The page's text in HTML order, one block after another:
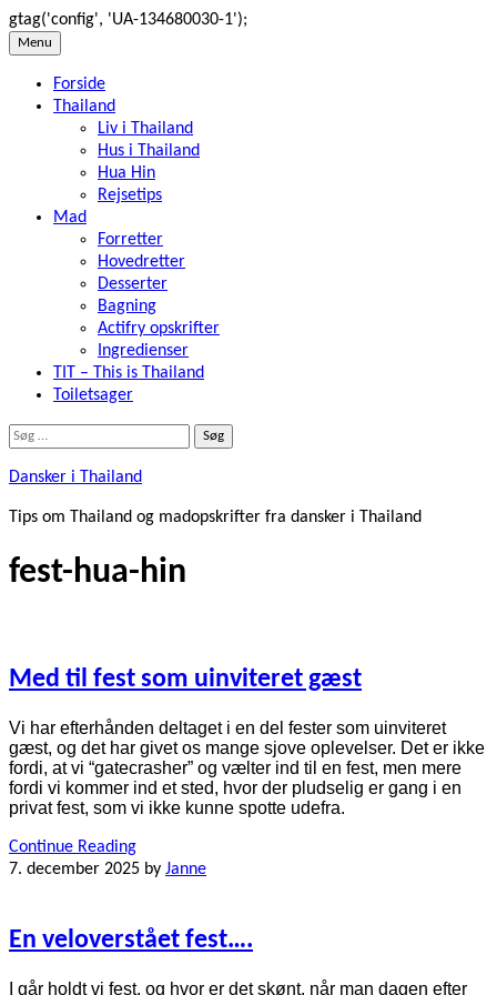
gtag('config', 'UA-134680030-1');
Skip
content
Menu
Forside
Thailand
Liv i Thailand
Hus i Thailand
Hua Hin
Rejsetips
Mad
Forretter
Hovedretter
Desserter
Bagning
Actifry opskrifter
Ingredienser
TIT – This is Thailand
Toiletsager
Søg
Dansker i Thailand
Tips om Thailand og madopskrifter fra dansker i Thailand
fest-hua-hin
Med til fest som uinviteret gæst
Vi har efterhånden deltaget i en del fester som uinviteret
gæst, og det har givet os mange sjove oplevelser. Det er ikke
fordi, at vi “gatecrasher” og vælter ind til en fest, men mere
fordi vi kommer ind et sted, hvor der pludselig er gang i en
privat fest, som vi ikke kunne spotte udefra.
Continue Reading
7. december 2025 by Janne
En veloverstået fest….
I går holdt vi fest, og hvor er det skønt, når man dagen efter